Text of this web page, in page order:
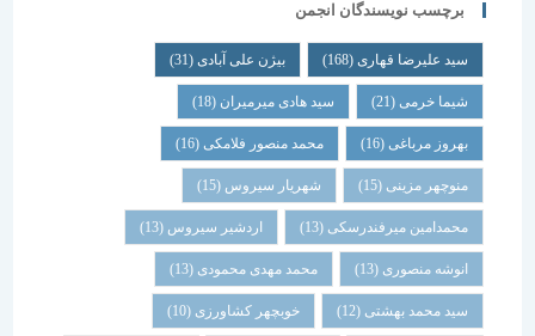
برچسب نویسندگان انجمن
سید علیرضا قهاری(168) بیژن علی آبادی(31)
شیما خرمی(21) سید هادی میرمیران(18)
بهروز مرباغی (16) محمد منصور فلامکی (16)
منوچهر مزینی(15) شهریار سیروس(15)
محمدامین میرفندرسکی(13) اردشیر سیروس(13)
انوشه منصوری(13) محمد مهدی محمودی(13)
سید محمد بهشتی(12) خوبچهر کشاورزی(10)